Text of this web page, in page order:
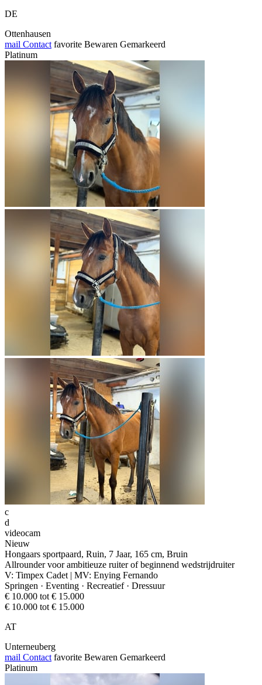
DE
Ottenhausen
mail Contact favorite Bewaren Gemarkeerd
Platinum
c
d
videocam
Nieuw
Hongaars sportpaard, Ruin, 7 Jaar, 165 cm, Bruin
Allrounder voor ambitieuze ruiter of beginnend wedstrijdruiter
V: Timpex Cadet | MV: Enying Fernando
Springen · Eventing · Recreatief · Dressuur
€ 10.000 tot € 15.000
€ 10.000 tot € 15.000
AT
Unterneuberg
mail Contact favorite Bewaren Gemarkeerd
Platinum